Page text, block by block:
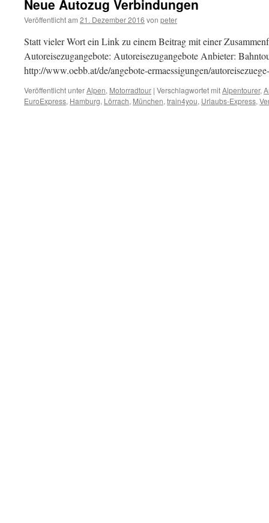
Neue Autozug Verbindungen
Veröffentlicht am 21. Dezember 2016 von peter
Statt vieler Wort ein Link zu einem Beitrag mit einer
Autoreisezugangebote: Autoreisezugangebote Anbieter:
http://www.oebb.at/de/angebote-ermaessigungen/
Veröffentlicht unterAlpen, Motorradtour | Verschlagwortet mitAlpentourer,
EuroExpress, Hamburg, Lörrach, München, train4you, Urlaubs-Express,